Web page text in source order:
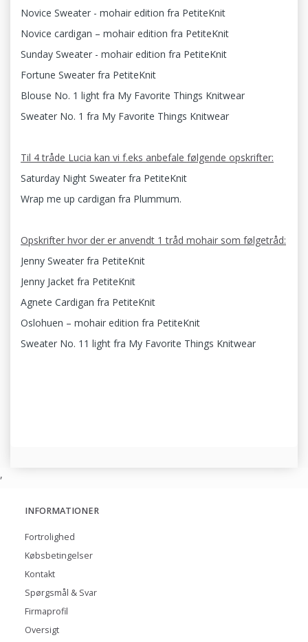
Novice Sweater - mohair edition fra PetiteKnit
Novice cardigan – mohair edition fra PetiteKnit
Sunday Sweater - mohair edition fra PetiteKnit
Fortune Sweater fra PetiteKnit
Blouse No. 1 light fra My Favorite Things Knitwear
Sweater No. 1 fra My Favorite Things Knitwear
Til 4 tråde Lucia kan vi f.eks anbefale følgende opskrifter:
Saturday Night Sweater fra PetiteKnit
Wrap me up cardigan fra Plummum.
Opskrifter hvor der er anvendt 1 tråd mohair som følgetråd:
Jenny Sweater fra PetiteKnit
Jenny Jacket fra PetiteKnit
Agnete Cardigan fra PetiteKnit
Oslohuen – mohair edition fra PetiteKnit
Sweater No. 11 light fra My Favorite Things Knitwear
,
INFORMATIONER
Fortrolighed
Købsbetingelser
Kontakt
Spørgsmål & Svar
Firmaprofil
Oversigt